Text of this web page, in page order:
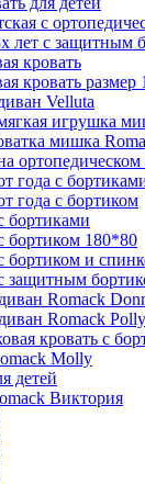
с
лет с защитным
кровать
кровать размер
Velluta
игрушка
мишка
года с
года с бортиком
бортиками
бортиком 180*80
бортиком и
защитным
Romack
Romack Polly
кровать с
Molly
детей
Виктория